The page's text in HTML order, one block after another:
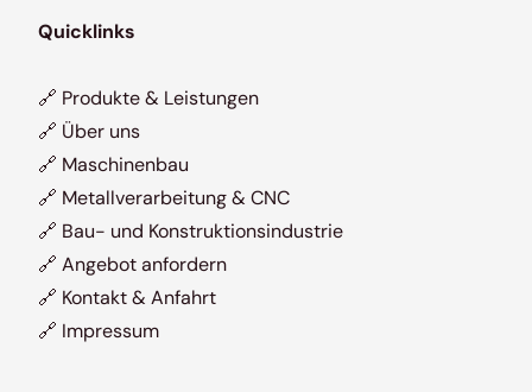
Quicklinks
🔗 Produkte & Leistungen
🔗 Über uns
🔗 Maschinenbau
🔗 Metallverarbeitung & CNC
🔗 Bau- und Konstruktionsindustrie
🔗 Angebot anfordern
🔗 Kontakt & Anfahrt
🔗 Impressum